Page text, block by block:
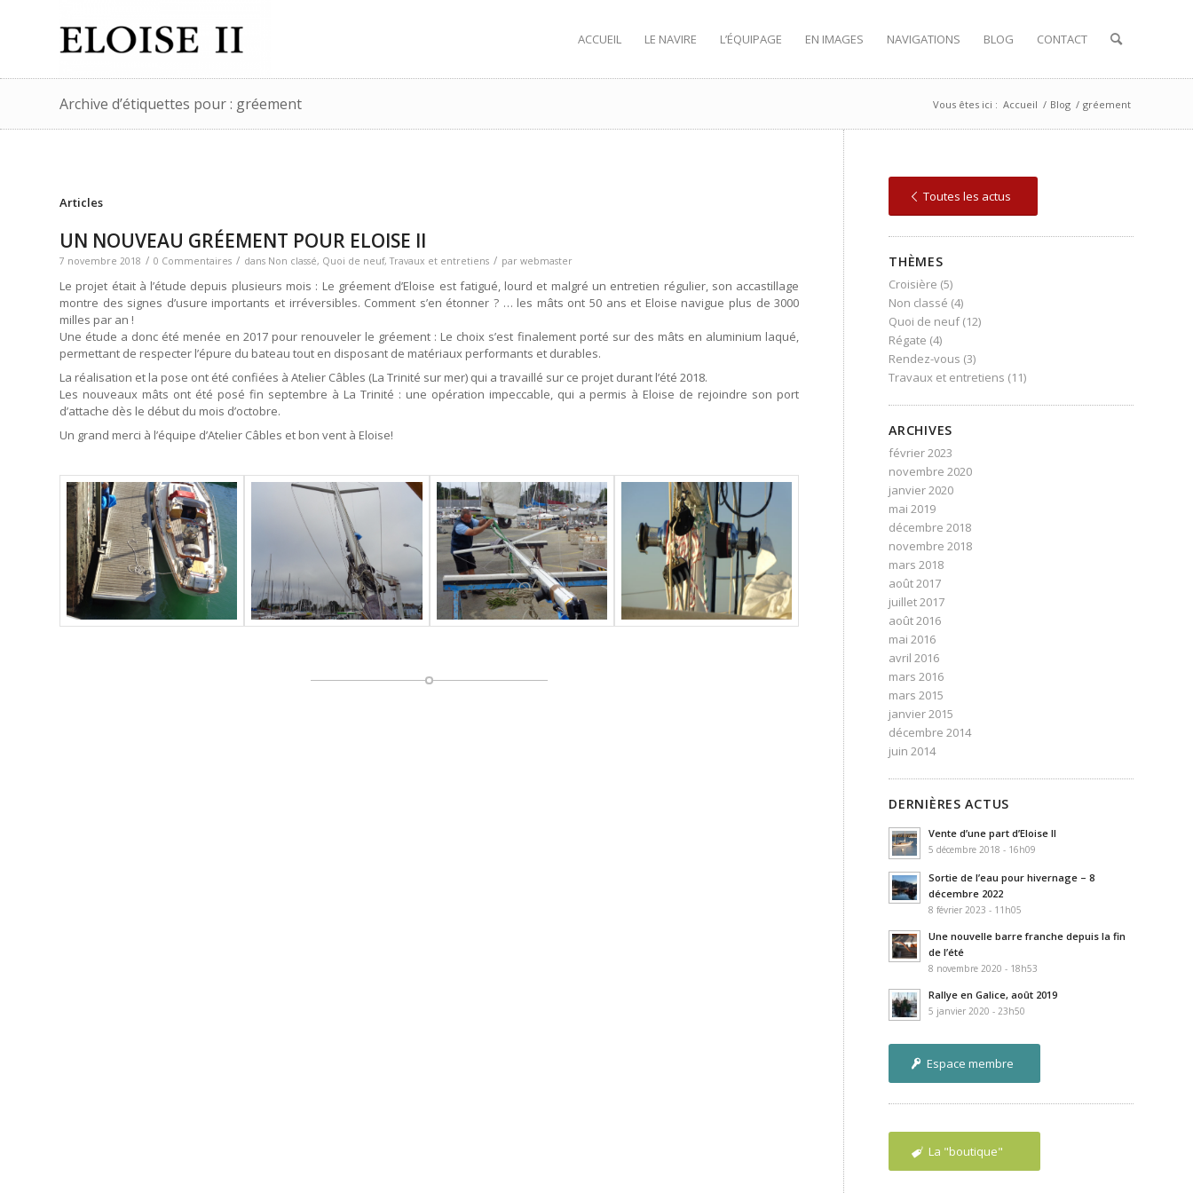
ACCUEIL LE NAVIRE L’ÉQUIPAGE EN IMAGES NAVIGATIONS BLOG CONTACT
Archive d’étiquettes pour : gréement Vous êtes ici : Accueil / Blog / gréement
Articles
UN NOUVEAU GRÉEMENT POUR ELOISE II
7 novembre 2018 / 0 Commentaires / dans Non classé, Quoi de neuf,Travaux et entretiens / par webmaster
Le projet était à l’étude depuis plusieurs mois : Le gréement d’Eloise est fatigué, lourd et malgré un entretien régulier, son accastillage
montre des signes d’usure importants et irréversibles. Comment s’en étonner ? … les mâts ont 50 ans et Eloise navigue plus de 3000
milles par an !
Une étude a donc été menée en 2017 pour renouveler le gréement : Le choix s’est finalement porté sur des mâts en aluminium laqué,
permettant de respecter l’épure du bateau tout en disposant de matériaux performants et durables.
La réalisation et la pose ont été confiées à Atelier Câbles (La Trinité sur mer) qui a travaillé sur ce projet durant l’été 2018.
Les nouveaux mâts ont été posé fin septembre à La Trinité : une opération impeccable, qui a permis à Eloise de rejoindre son port
d’attache dès le début du mois d’octobre.
Un grand merci à l’équipe d’Atelier Câbles et bon vent à Eloise!
Toutes les actus
THÈMES
Croisière (5)
Non classé (4)
Quoi de neuf(12)
Régate (4)
Rendez-vous (3)
Travaux et entretiens (11)
ARCHIVES
février 2023
novembre 2020
janvier 2020
mai 2019
décembre 2018
novembre 2018
mars 2018
août 2017
juillet 2017
août 2016
mai 2016
avril 2016
mars 2016
mars 2015
janvier 2015
décembre 2014
juin 2014
DERNIÈRES ACTUS
Vente d’une part d’Eloise II
5 décembre 2018 - 16h09
Sortie de l’eau pour hivernage – 8
décembre 2022
8 février 2023 - 11h05
Une nouvelle barre franche depuis la fin
de l’été
8 novembre 2020 - 18h53
Rallye en Galice, août 2019
5 janvier 2020 - 23h50
Espace membre
La "boutique"